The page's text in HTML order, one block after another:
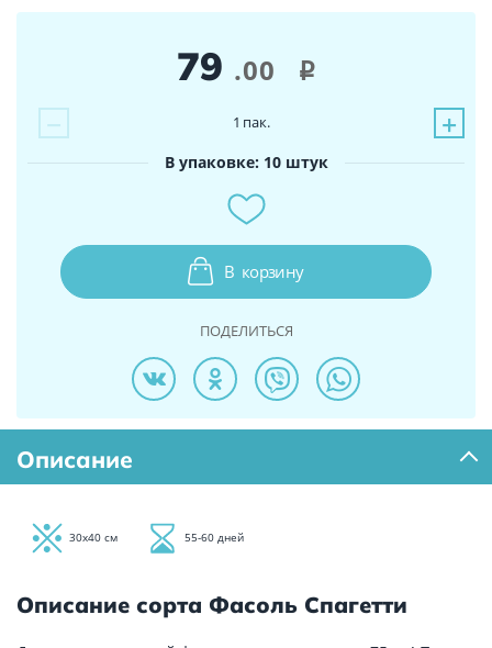
79 .00 i
− +
1 пак.
В упаковке: 10 штук
В корзину
ПОДЕЛИТЬСЯ
Описание
30х40 см 55-60 дней
Описание сорта Фасоль Спагетти